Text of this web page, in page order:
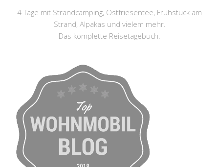
4 Tage mit Strandcamping, Ostfriesentee, Frühstück am
Strand, Alpakas und vielem mehr.
Das komplette Reisetagebuch.